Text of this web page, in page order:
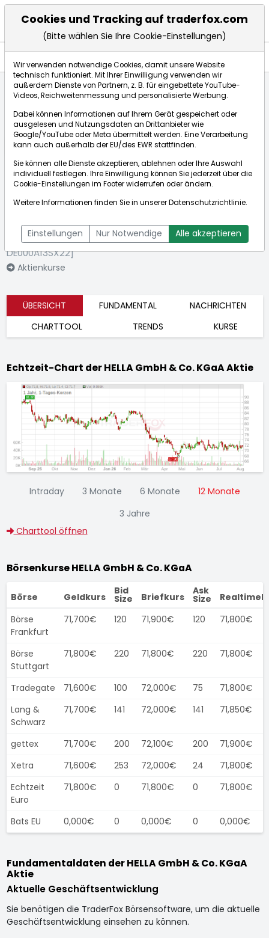
Börse:
Co. KGaA
[WKN: A13SX2 |
ISIN:
DE000A13SX22]
Aktienkurse
Bid:71,600€Ask:72,000€
ÜBERSICHT FUNDAMENTAL
NACHRICHTEN
CHARTTOOL
TRENDS KURSE
Echtzeit-Chart der HELLA GmbH & Co. KGaA Aktie
Intraday 3 Monate 6 Monate
12 Monate
3 Jahre
Charttool öffnen
Börsenkurse HELLA GmbH & Co. KGaA
Börse Geldkurs
Bid
Size Briefkurs
Ask
Size
Börse
Frankfurt
71,700€ 120 71,900€ 120 71,800€
Börse
Stuttgart
71,800€ 220 71,800€ 220 71,800€
Tradegate 71,600€ 100 72,000€ 75
71,800€
Lang &
Schwarz
71,700€ 141 72,000€ 141 71,850€
gettex 71,700€ 200 72,100€ 200
71,900€
Xetra
71,600€ 253 72,000€ 24
71,800€
Echtzeit
Euro
71,800€ 0 71,800€ 0 71,800€
Bats EU 0,000€ 0 0,000€ 0 0,000€
Fundamentaldaten der HELLA GmbH & Co. KGaA
Aktie
Aktuelle Geschäftsentwicklung
Sie benötigen die TraderFox Börsensoftware, um die aktuelle
Geschäftsentwicklung einsehen zu können.
Cookies und Tracking auf traderfox.com
(Bitte wählen Sie Ihre Cookie-Einstellungen)
Wir verwenden notwendige Cookies, damit unsere Website
technisch funktioniert. Mit Ihrer Einwilligung verwenden wir
außerdem Dienste von Partnern, z. B. für eingebettete YouTube-
Videos, Reichweitenmessung und personalisierte Werbung.
Dabei können Informationen auf Ihrem Gerät gespeichert oder
ausgelesen und Nutzungsdaten an Drittanbieter wie
Google/YouTube oder Meta übermittelt werden. Eine Verarbeitung
kann auch außerhalb der EU/des EWR stattfinden.
Sie können alle Dienste akzeptieren, ablehnen oder Ihre Auswahl
individuell festlegen. Ihre Einwilligung können Sie jederzeit über die
Cookie-Einstellungen im Footer widerrufen oder ändern.
Weitere Informationen finden Sie in unsererDatenschutzrichtlinie.
Einstellungen Nur Notwendige Alle akzeptieren